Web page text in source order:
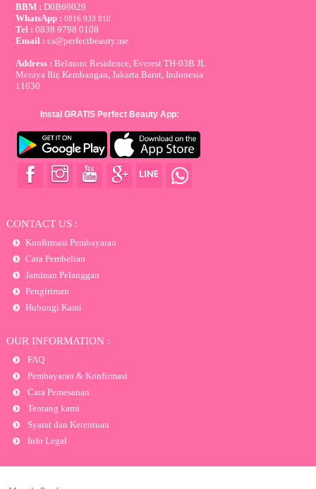
BBM : D0B69029
WhatsApp :0816 933 810
Tel :0838 9798 0108
Email :cs@perfectbeauty.me
Address : Belmont Residence, Everest TH-03B JL
Meruya Ilir, Kembangan, Jakarta Barat, Indonesia
11630
Instal GRATIS Perfect Beauty App:
CONTACT US :
Konfirmasi Pembayaran
Cara Pembelian
Jaminan Pelanggan
Pengiriman
Hubungi Kami
OUR INFORMATION :
FAQ
Pembayaran & Konfirmasi
Cara Pemesanan
Tentang kami
Syarat dan Ketentuan
Info Legal